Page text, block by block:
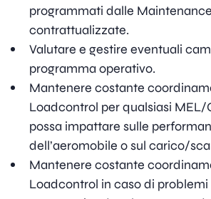
programmati dalle
contrattualizzate.
Valutare e gestire eventuali
programma operativo.
Mantenere costante
Loadcontrol per qualsiasi MEL/
possa impattare sulle
dell’aeromobile o sul carico/
Mantenere costante
Loadcontrol in caso di